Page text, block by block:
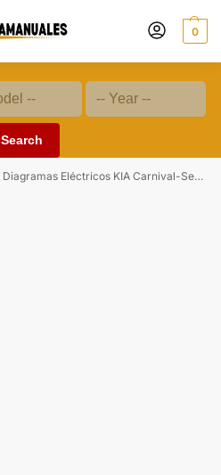
0
Search
Diagramas Eléctricos KIA Carnival-Sedona (QG) 2003, 2004, 2005, 2006 G 3.5 DOHC, G 2.5 DOHC